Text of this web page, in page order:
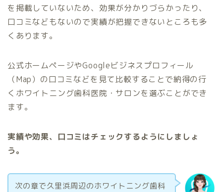
を掲載していないため、効果が分かりづらかったり、
口コミなどもないので実績が把握できないところも多
くあります。
公式ホームページやGoogleビジネスプロフィール
（Map）の口コミなどを見て比較することで納得の行
くホワイトニング歯科医院・サロンを選ぶことができ
ます。
実績や効果、口コミはチェックするようにしましょ
う。
次の章で久里浜周辺のホワイトニング歯科